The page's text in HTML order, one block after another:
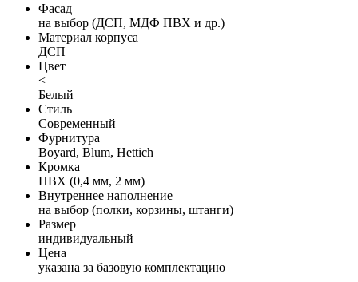
Фасад
на выбор (ДСП, МДФ ПВХ и др.)
Материал корпуса
ДСП
Цвет
<
Белый
Стиль
Современный
Фурнитура
Boyard, Blum, Hettich
Кромка
ПВХ (0,4 мм, 2 мм)
Внутреннее наполнение
на выбор (полки, корзины, штанги)
Размер
индивидуальный
Цена
указана за базовую комплектацию